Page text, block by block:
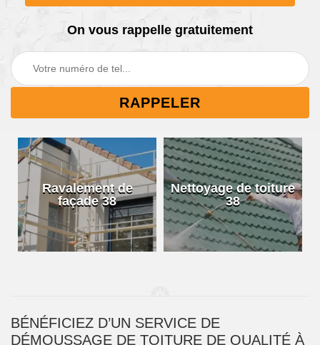
On vous rappelle gratuitement
Ravalement de
façade 38
Nettoyage de toiture
38
BÉNÉFICIEZ D’UN SERVICE DE
DÉMOUSSAGE DE TOITURE DE QUALITÉ À